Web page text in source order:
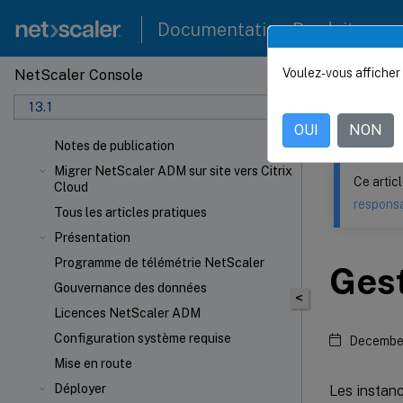
Documentation Produit
NetScaler Console
13.1
Notes de publication
Migrer NetScaler ADM sur site vers Citrix
Cloud
Tous les articles pratiques
Présentation
Programme de télémétrie NetScaler
Gouvernance des données
Licences NetScaler ADM
Configuration système requise
Mise en route
Déployer
Ce contenu a
<
Ce
Les
Voulez-vous
OUI NON